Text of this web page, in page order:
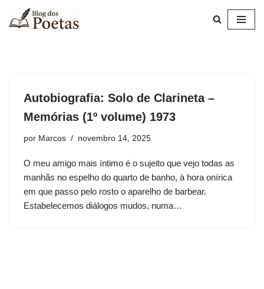
Pular
Autobiografia: Solo de Clarineta –
Memórias (1º volume) 1973
por Marcos novembro 14, 2025
O meu amigo mais íntimo é o sujeito que vejo todas as
manhãs no espelho do quarto de banho, à hora onírica
em que passo pelo rosto o aparelho de barbear.
Estabelecemos diálogos mudos, numa…